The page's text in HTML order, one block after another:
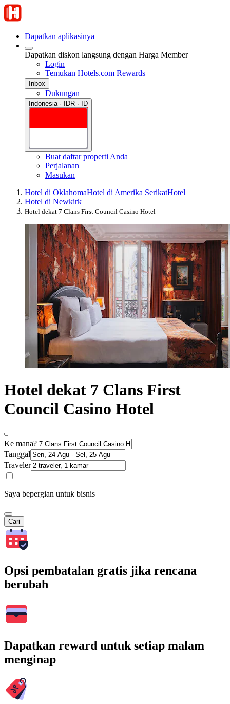
Dapatkan aplikasinya
Dapatkan diskon langsung dengan Harga Member
Login
Temukan Hotels.com Rewards
Inbox
Dukungan
Indonesia · IDR · ID
Buat daftar properti Anda
Perjalanan
Masukan
Hotel di OklahomaHotel di Amerika SerikatHotel
Hotel di Newkirk
Hotel dekat 7 Clans First Council Casino Hotel
Hotel dekat 7 Clans First
Council Casino Hotel
Ke mana?
Tanggal
Traveler
Saya bepergian untuk bisnis
Cari
Opsi pembatalan gratis jika rencana
berubah
Dapatkan reward untuk setiap malam
menginap